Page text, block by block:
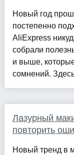
Новый год
постепенно
AliExpress
собрали
и выше,
сомнений.
Лазурный
повторить
Новый тренд в